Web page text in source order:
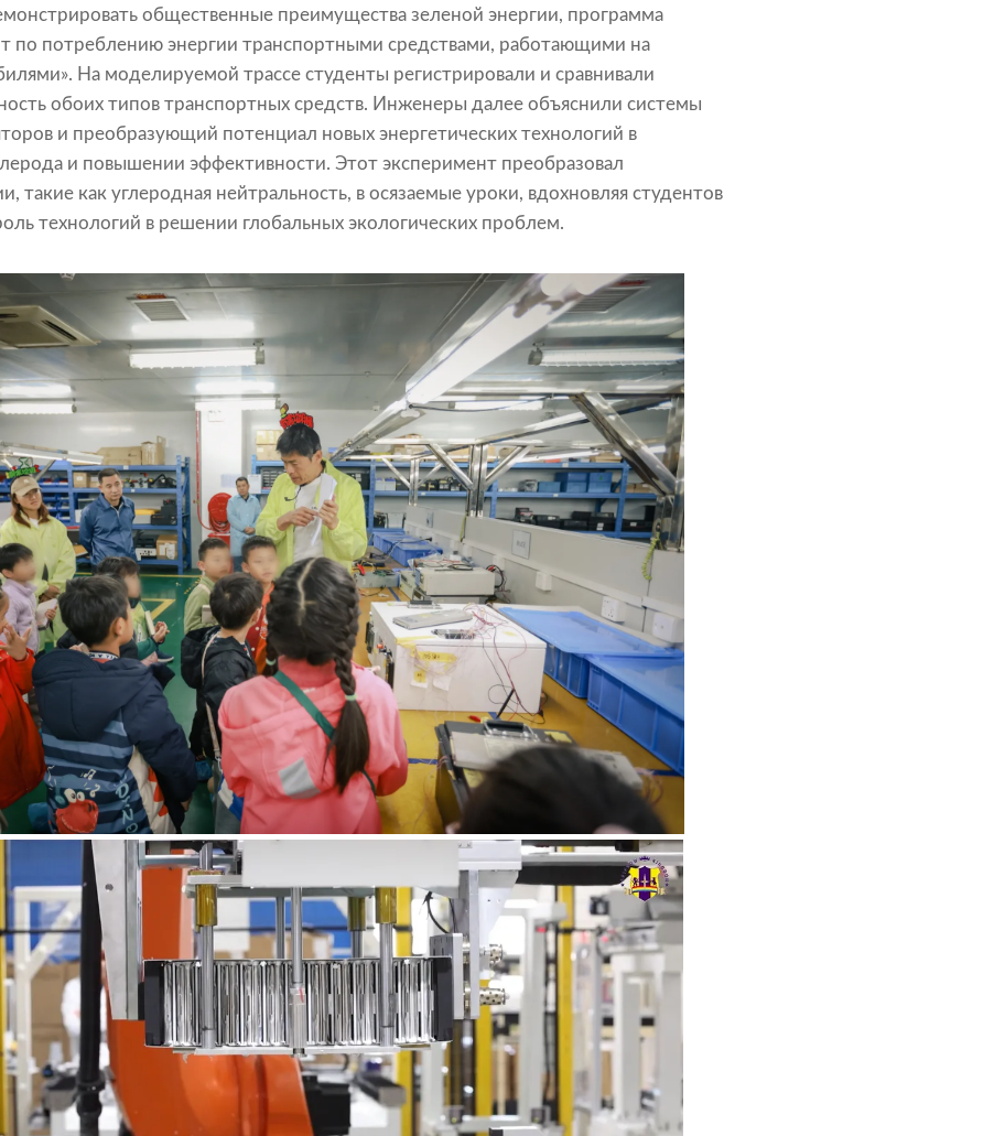
общественные преимущества зеленой энергии, программа
по потреблению энергии транспортными средствами, работающими на
На моделируемой трассе студенты регистрировали и сравнивали
обоих типов транспортных средств. Инженеры далее объяснили системы
и преобразующий потенциал новых энергетических технологий в
и повышении эффективности. Этот эксперимент преобразовал
такие как углеродная нейтральность, в осязаемые уроки, вдохновляя студентов
технологий в решении глобальных экологических проблем.